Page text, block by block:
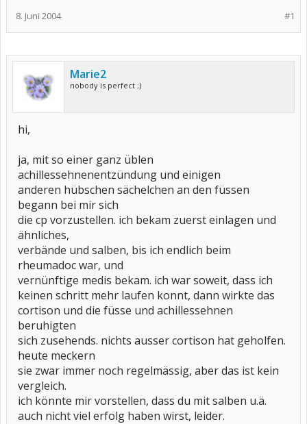
#1
8. Juni 2004
Marie2
nobody is perfect ;)
hi,
ja, mit so einer ganz üblen
achillessehnenentzündung und einigen
anderen hübschen sächelchen an den füssen
begann bei mir sich
die cp vorzustellen. ich bekam zuerst einlagen und
ähnliches,
verbände und salben, bis ich endlich beim
rheumadoc war, und
vernünftige medis bekam. ich war soweit, dass ich
keinen schritt mehr laufen konnt, dann wirkte das
cortison und die füsse und achillessehnen
beruhigten
sich zusehends. nichts ausser cortison hat geholfen.
heute meckern
sie zwar immer noch regelmässig, aber das ist kein
vergleich.
ich könnte mir vorstellen, dass du mit salben u.ä.
auch nicht viel erfolg haben wirst, leider.